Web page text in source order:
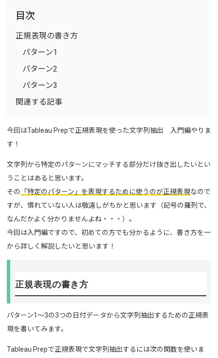
目次
正規表現の書き方
パターン1
パターン2
パターン3
関連する記事
今回はTableau Prepで正規表現を使った文字列抽出 入門編やりま
す！
文字列から特定のパターンにマッチする部分だけ抜き出したいとい
うことはあると思います。
その 「特定のパターン」を表現するために使うのが正規表現なので
すが、慣れていない人は敬遠しがちかと思います（記号の羅列で、
なんだかよく分かりませんよね・・・）。
今回は入門編ですので、初めての方でも分かるように、書き方を一
から詳しく解説したいと思います！
正規表現の書き方
パターン1～3の3つの日付データから文字列抽出するための正規表
現を書いてみます。
Tableau Prepで正規表現で文字列抽出するには次の関数を使いま